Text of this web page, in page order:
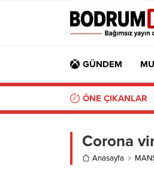
GÜNDEM
ÖNE ÇIKANLAR
Corona
Anasayfa